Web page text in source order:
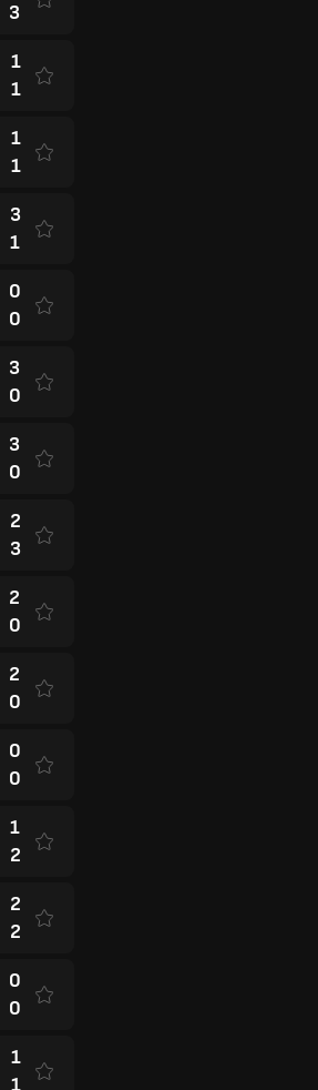
3
1
1
1
1
3
1
0
0
3
0
3
0
2
3
2
0
2
0
0
0
1
2
2
2
0
0
1
1